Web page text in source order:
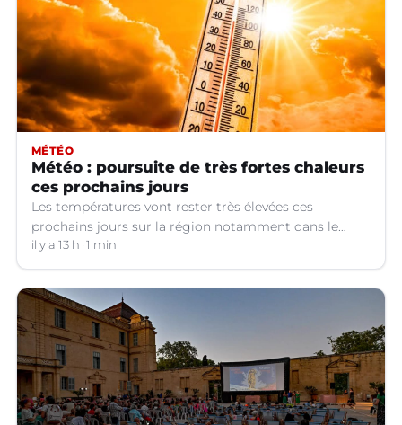
MÉTÉO
Météo : poursuite de très fortes chaleurs
ces prochains jours
Les températures vont rester très élevées ces
prochains jours sur la région notamment dans le
Languedoc.
il y a 13 h 1 min